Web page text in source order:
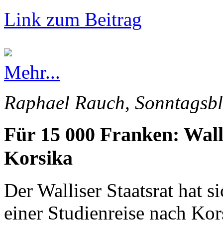
Link zum Beitrag
Mehr...
Raphael Rauch,
Für 15 000 Franken:
Korsika
Der Walliser Staatsrat hat
einer Studienreise nach